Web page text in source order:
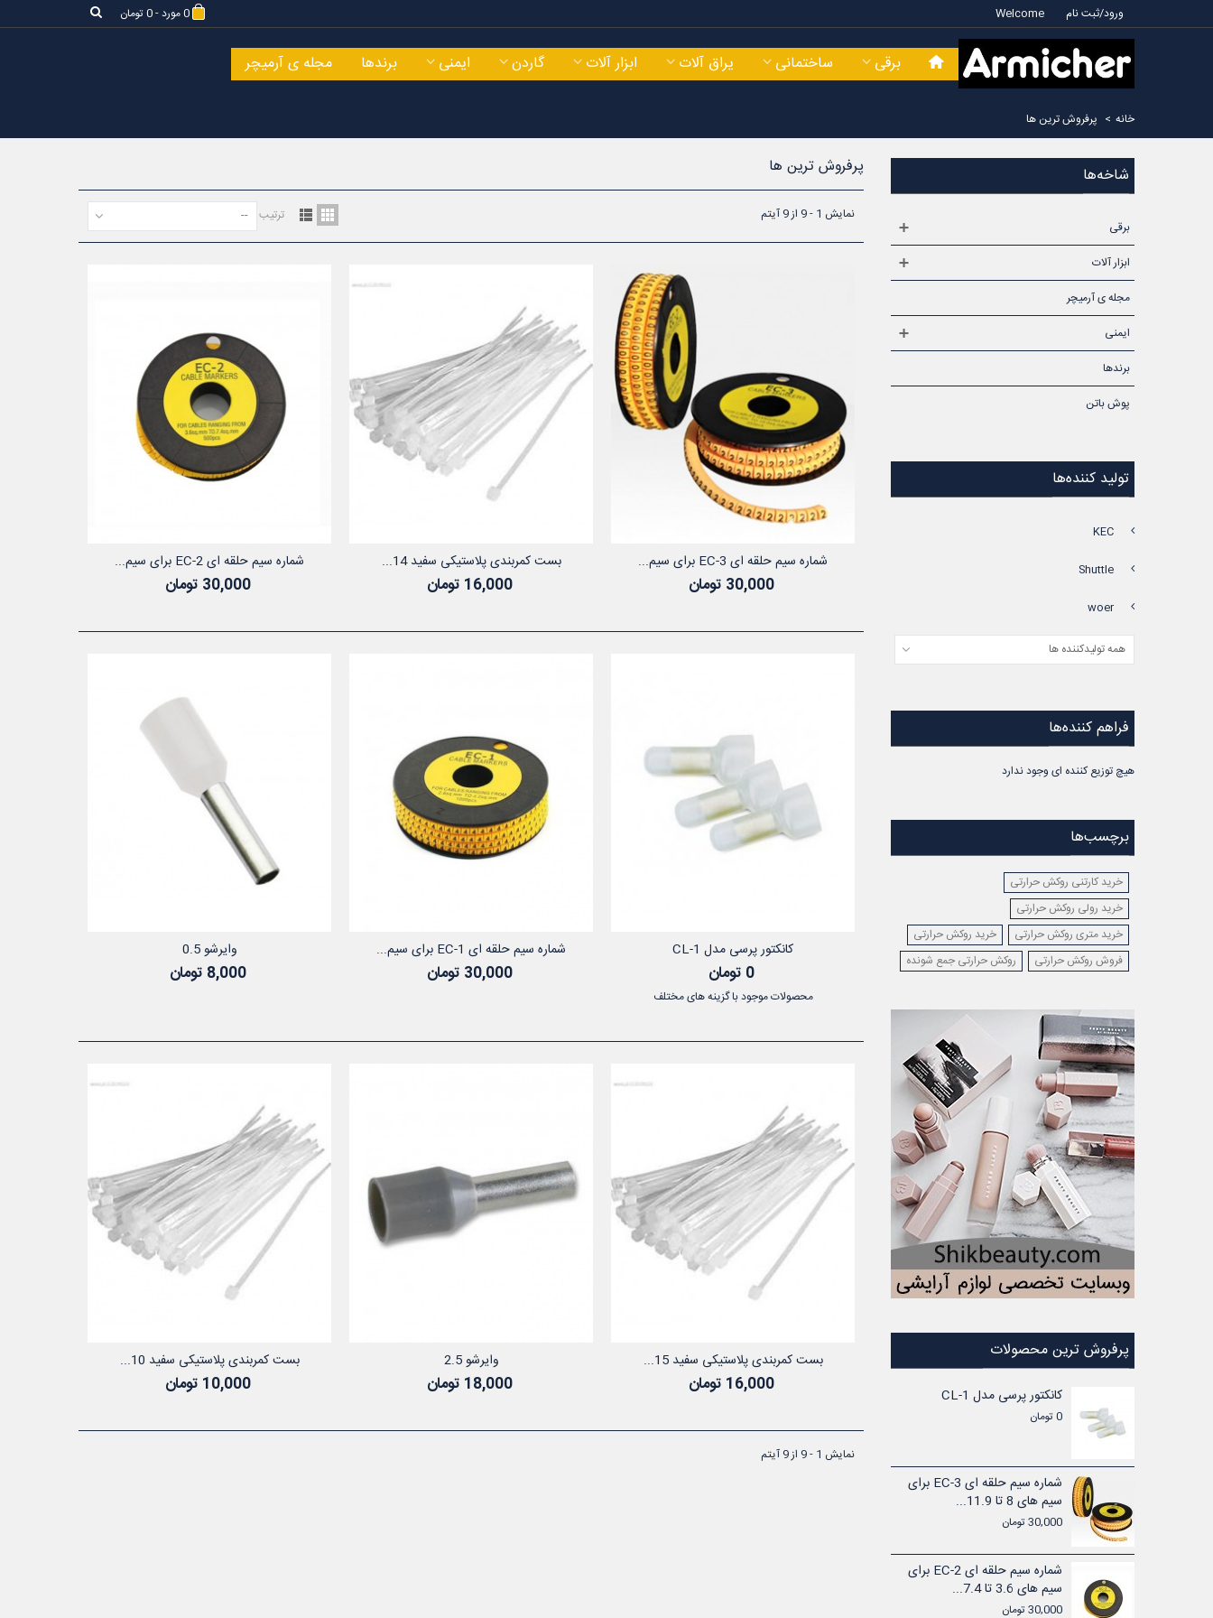
Welcome ورود/ثبت نام 0مورد-0 تومان
برقی ساختمانی یراق آلات ابزار آلات گاردن ایمنی برندها مجله ی آرمیچر
خانه > پرفروش ترین‌ ها
شاخه‌ها
برقی
ابزار آلات
مجله ی آرمیچر
ایمنی
برندها
پوش باتن
تولید کننده‌ها
همه تولیدکننده ها
فراهم کننده‌ها
هیچ توزیع کننده ای وجود ندارد
برچسب‌ها
خرید کارتنی روکش حرارتی
خرید رولی روکش حرارتی
خرید متری روکش حرارتی
خرید روکش حرارتی
فروش روکش حرارتی
روکش حرارتی جمع شونده
پرفروش ترین محصولات
کانکتور پرسی مدل CL-1
0 تومان
شماره سیم حلقه ای EC-3 برای
سیم های 8 تا 11.9...
30,000 تومان
شماره سیم حلقه ای EC-2 برای
سیم های 3.6 تا 7.4...
30,000 تومان
پرفروش ترین‌ ها
ترتیب -- نمایش 1 - 9 از 9 آیتم
افزودن به سبد خرید شماره سیم حلقه ای EC-3 برای سیم...
30,000 تومان
افزودن به سبد خرید
بست کمربندی پلاستیکی سفید 14...
16,000 تومان
افزودن به سبد خرید شماره سیم حلقه ای EC-2 برای سیم...
30,000 تومان
نمایش کانکتور پرسی مدل CL-1
0 تومان
محصولات موجود با گزینه های مختلف
افزودن به سبد خرید شماره سیم حلقه ای EC-1 برای سیم...
30,000 تومان
افزودن به سبد خرید وایرشو 0.5
8,000 تومان
افزودن به سبد خرید
بست کمربندی پلاستیکی سفید 15...
16,000 تومان
افزودن به سبد خرید وایرشو 2.5
18,000 تومان
افزودن به سبد خرید
بست کمربندی پلاستیکی سفید 10...
10,000 تومان
نمایش 1 - 9 از 9 آیتم